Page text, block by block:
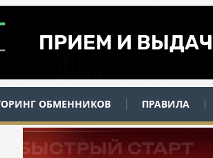
ОБМЕННИКОВ ПРАВИЛА